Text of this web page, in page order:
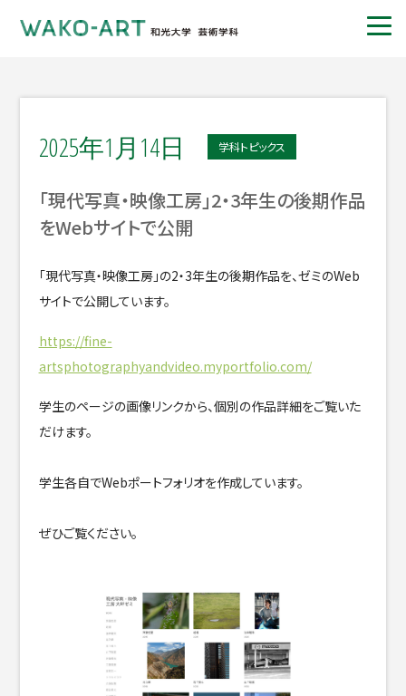
2025年1月14日 学科トピックス
「現代写真・映像工房」2・3年生の後期作品
をWebサイトで公開
「現代写真・映像工房」の2・3年生の後期作品を、ゼミのWeb
サイトで公開しています。
https://fine-
artsphotographyandvideo.myportfolio.com/
学生のページの画像リンクから、個別の作品詳細をご覧いた
だけます。
学生各自でWebポートフォリオを作成しています。
ぜひご覧ください。